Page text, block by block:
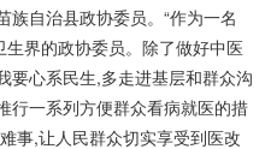
自治县政协委员。“作为一名
界的政协委员。除了做好中医
要心系民生,多走进基层和群众沟
行一系列方便群众看病就医的措
事,让人民群众切实享受到医改